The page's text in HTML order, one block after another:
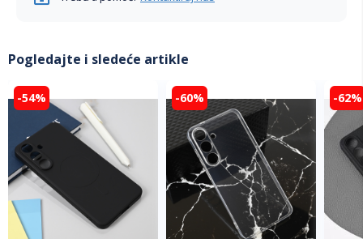
Pogledajte i sledeće artikle
-54% -60% -62%